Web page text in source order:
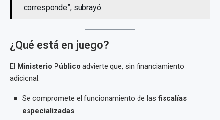
corresponde”, subrayó.
¿Qué está en juego?
El Ministerio Público advierte que, sin financiamiento
adicional:
Se compromete el funcionamiento de lasfiscalías
especializadas.